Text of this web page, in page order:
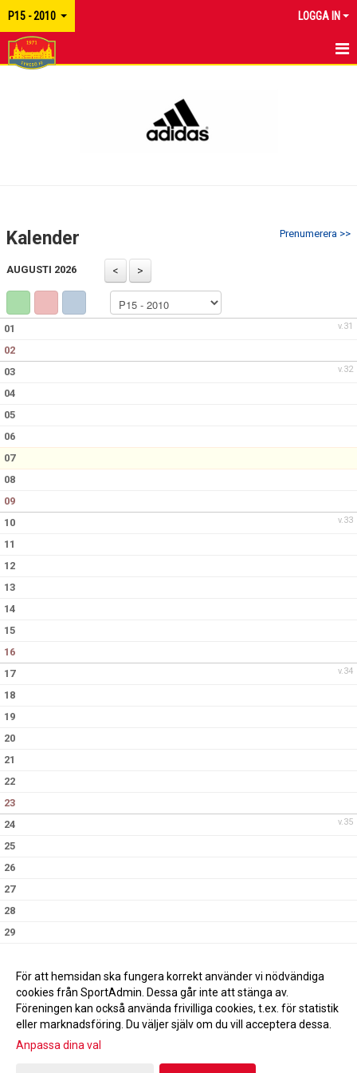
P15 - 2010 LOGGA IN
KONTAKT
Prenumerera >>
Kalender
AUGUSTI 2026
v.31
01
02
v.32
03
04
05
06
07
08
09
v.33
10
11
12
13
14
15
16
v.34
17
18
19
20
21
22
23
v.35
24
25
26
27
28
29
Gå till Webbversion
För att hemsidan ska fungera korrekt använder vi nödvändiga
cookies från SportAdmin. Dessa går inte att stänga av.
Föreningen kan också använda frivilliga cookies, t.ex. för statistik
eller marknadsföring. Du väljer själv om du vill acceptera dessa.
Anpassa dina val